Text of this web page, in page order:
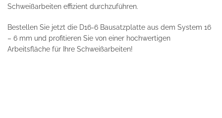
Schweißarbeiten effizient durchzuführen.
Bestellen Sie jetzt die D16-6 Bausatzplatte aus dem System 16
– 6 mm und profitieren Sie von einer hochwertigen
Arbeitsfläche für Ihre Schweißarbeiten!